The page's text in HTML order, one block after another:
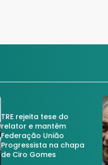
TRE rejeita tese do
relator e mantém
Federação União
Progressista na chapa
de Ciro Gomes